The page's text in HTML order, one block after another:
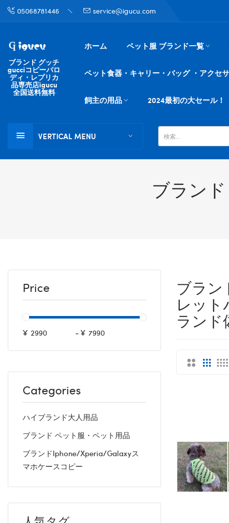
05068781446 service@igucu.com
ブランド グッチ
gucciコピーパロ
ディ・レプリカ
品専売店igucu
全国送料無料
ホーム ペット服 ブランド一覧
ペット食器・キャリー・バッグ ・アクセ
飼主の用品 2024最初の大セール！
VERTICAL MENU
ブラン
Price
¥ -¥
Categories
ハイブランド大人用品
ブランド ペット服・ペット用品
ブランドiphone/xperia/galaxyス
マホケースコピー
ブラン
レッ
ランド